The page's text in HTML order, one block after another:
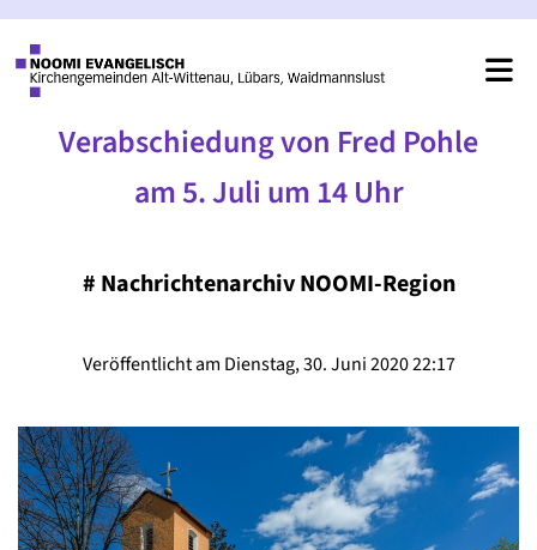
Verabschiedung von Fred Pohle
am 5. Juli um 14 Uhr
# Nachrichtenarchiv NOOMI-Region
Veröffentlicht am Dienstag, 30. Juni 2020 22:17